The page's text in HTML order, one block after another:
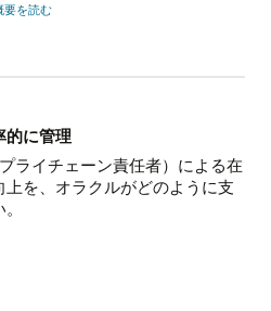
要を読む
的に管理
ライチェーン責任者）による在
を、オラクルがどのように支